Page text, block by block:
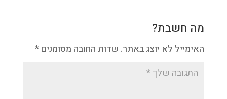
מה חשבת?
האימייל לא יוצג באתר. שדות החובה מסומנים *